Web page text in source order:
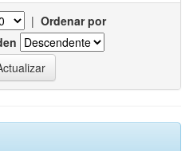
| Ordenar por